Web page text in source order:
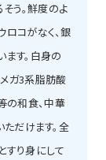
う。鮮度のよ
コがなく、銀
す。白身の
メガ3系脂肪酸
の和食、中華
だけます。全
すり身にして